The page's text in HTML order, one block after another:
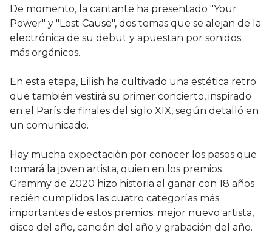
De momento, la cantante ha presentado "Your
Power" y "Lost Cause", dos temas que se alejan de la
electrónica de su debut y apuestan por sonidos
más orgánicos.
En esta etapa, Eilish ha cultivado una estética retro
que también vestirá su primer concierto, inspirado
en el París de finales del siglo XIX, según detalló en
un comunicado.
Hay mucha expectación por conocer los pasos que
tomará la joven artista, quien en los premios
Grammy de 2020 hizo historia al ganar con 18 años
recién cumplidos las cuatro categorías más
importantes de estos premios: mejor nuevo artista,
disco del año, canción del año y grabación del año.